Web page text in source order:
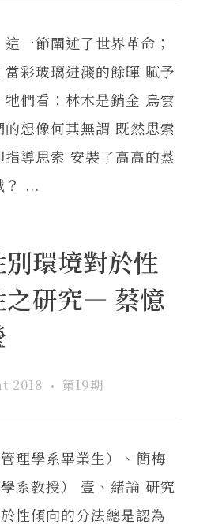
這一節闡述了世界革命；
彩玻璃迸濺的餘暉 賦予
們看：林木是銷金 烏雲
想像何其無謂 既然思索
導思索 安裝了高高的蒸
？ ...
環境對於性
之研究— 蔡憶
2018 第19期
理學系畢業生）、簡梅
系教授） 壹、緒論 研究
性傾向的分法總是認為